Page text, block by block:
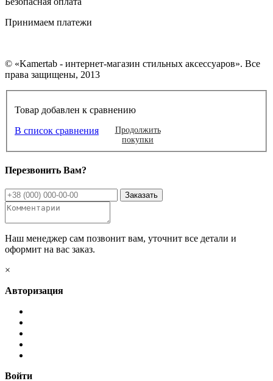
Принимаем платежи
© «Kamertab - интернет-магазин стильных аксессуаров». Все
права защищены, 2013
Товар добавлен к сравнению
В список сравнения
Продолжить
покупки
Перезвонить Вам?
Наш менеджер сам позвонит вам, уточнит все детали и
оформит на вас заказ.
×
Авторизация
Войти